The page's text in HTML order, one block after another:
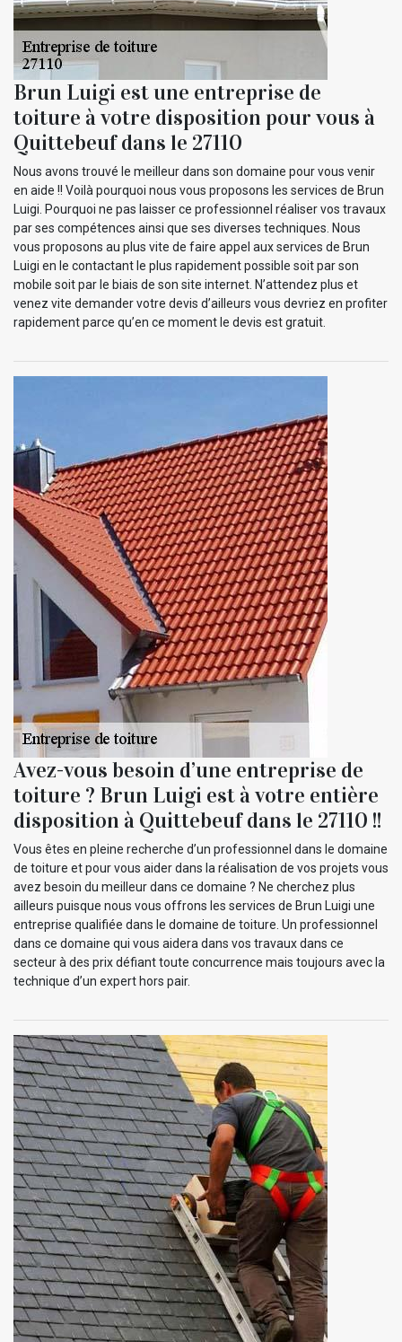
Brun Luigi est une entreprise de
toiture à votre disposition pour vous à
Quittebeuf dans le 27110
Nous avons trouvé le meilleur dans son domaine pour vous venir
en aide !! Voilà pourquoi nous vous proposons les services de Brun
Luigi. Pourquoi ne pas laisser ce professionnel réaliser vos travaux
par ses compétences ainsi que ses diverses techniques. Nous
vous proposons au plus vite de faire appel aux services de Brun
Luigi en le contactant le plus rapidement possible soit par son
mobile soit par le biais de son site internet. N’attendez plus et
venez vite demander votre devis d’ailleurs vous devriez en profiter
rapidement parce qu’en ce moment le devis est gratuit.
Avez-vous besoin d’une entreprise de
toiture ? Brun Luigi est à votre entière
disposition à Quittebeuf dans le 27110 !!
Vous êtes en pleine recherche d’un professionnel dans le domaine
de toiture et pour vous aider dans la réalisation de vos projets vous
avez besoin du meilleur dans ce domaine ? Ne cherchez plus
ailleurs puisque nous vous offrons les services de Brun Luigi une
entreprise qualifiée dans le domaine de toiture. Un professionnel
dans ce domaine qui vous aidera dans vos travaux dans ce
secteur à des prix défiant toute concurrence mais toujours avec la
technique d’un expert hors pair.